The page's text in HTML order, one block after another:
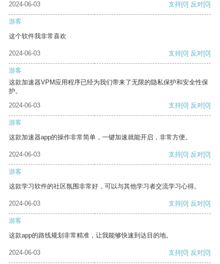
2024-06-03 支持[0] 反对[0]
游客
这个软件我非常喜欢
2024-06-03 支持[0] 反对[0]
游客
这款加速器VPM应用程序已经为我们带来了无限的隐私保护和安全性保
护。
2024-06-03
支持[0] 反对[0]
游客
这款加速器app的操作非常简单，一键加速就能开启，非常方便。
2024-06-03 支持[0] 反对[0]
游客
这款学习软件的社区氛围非常好，可以与其他学习者交流学习心得。
2024-06-03 支持[0] 反对[0]
游客
这款app的路线规划非常精准，让我能够快速到达目的地。
2024-06-03 支持[0] 反对[0]